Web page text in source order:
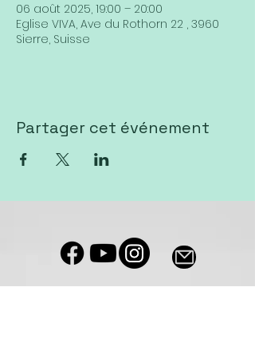
06 août 2025, 19:00 – 20:00
Eglise VIVA, Ave du Rothorn 22 , 3960
Sierre, Suisse
Partager cet événement